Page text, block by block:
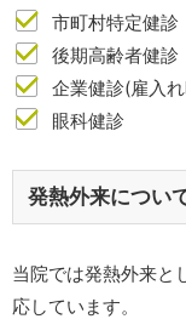
市町村特定健診
後期高齢者健診
企業健診(雇入
眼科健診
発熱外来につい
当院では発熱外来と
応しています。